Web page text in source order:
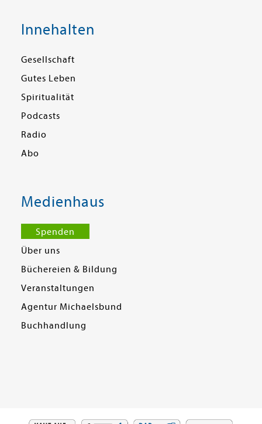
Innehalten
Gesellschaft
Gutes Leben
Spiritualität
Podcasts
Radio
Abo
Medienhaus
Spenden
Über uns
Büchereien & Bildung
Veranstaltungen
Agentur Michaelsbund
Buchhandlung